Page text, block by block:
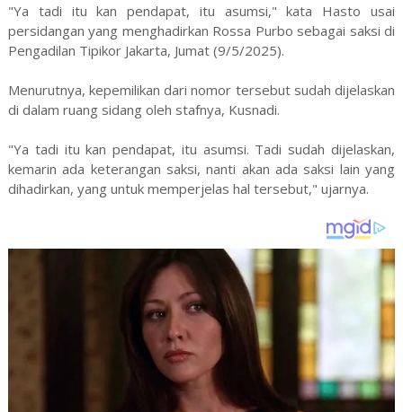
"Ya tadi itu kan pendapat, itu asumsi," kata Hasto usai
persidangan yang menghadirkan Rossa Purbo sebagai saksi di
Pengadilan Tipikor Jakarta, Jumat (9/5/2025).
Menurutnya, kepemilikan dari nomor tersebut sudah dijelaskan
di dalam ruang sidang oleh stafnya, Kusnadi.
"Ya tadi itu kan pendapat, itu asumsi. Tadi sudah dijelaskan,
kemarin ada keterangan saksi, nanti akan ada saksi lain yang
dihadirkan, yang untuk memperjelas hal tersebut," ujarnya.